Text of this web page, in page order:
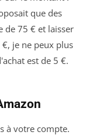
que des
de 75 € et laisser
je ne peux plus
est de 5 €.
à votre compte.